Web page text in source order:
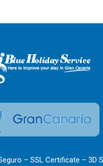
– SSL Certificate – 3D